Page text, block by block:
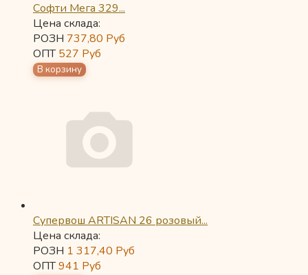
Софти Мега 329...
Цена склада:
РОЗН 737,80 Руб
ОПТ527 Руб
Супервош ARTISAN 26 розовый...
Цена склада:
РОЗН 1 317,40 Руб
ОПТ941 Руб